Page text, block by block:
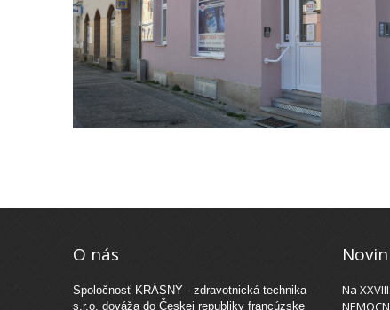
O nás
Spoločnosť KRÁSNÝ - zdravotnická technika
s.r.o. dováža do Českej republiky francúzske
Na